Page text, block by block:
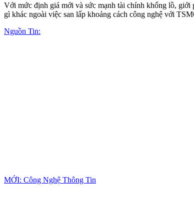
Với mức định giá mới và sức mạnh tài chính khổng lồ, giới
gì khác ngoài việc san lấp khoảng cách công nghệ với
Nguồn Tin:
MỚI: Công Nghệ Thông Tin